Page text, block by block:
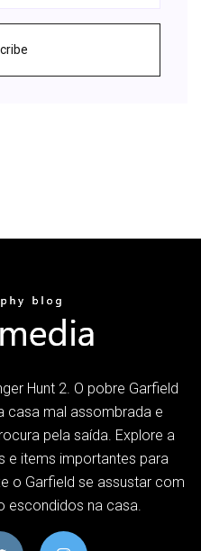
Hunt 2. O pobre Garfield
casa mal assombrada e
pela saída. Explore a
e items importantes para
o Garfield se assustar com
escondidos na casa.